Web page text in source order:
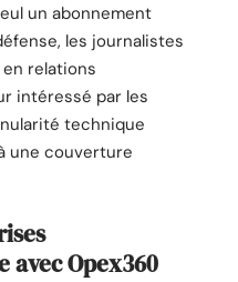
un abonnement
les journalistes
relations
intéressé par les
technique
une couverture
Opex360